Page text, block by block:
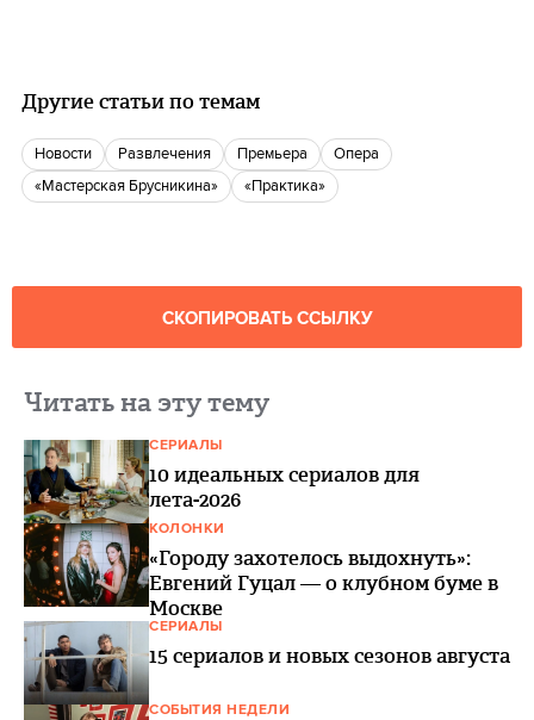
Другие статьи по темам
новости Развлечения Премьера
опера
«Мастерская Брусникина»
«Практика»
СКОПИРОВАТЬ ССЫЛКУ
Читать на эту тему
СЕРИАЛЫ
10 идеальных сериалов для
лета-2026
КОЛОНКИ
«Городу захотелось выдохнуть»:
Евгений Гуцал — о клубном буме в
Москве
СЕРИАЛЫ
15 сериалов и новых сезонов августа
СОБЫТИЯ НЕДЕЛИ